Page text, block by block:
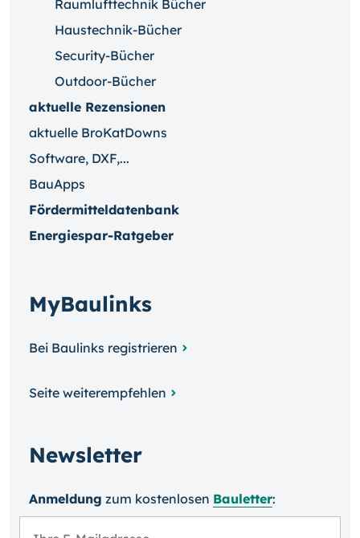
Raumlufttechnik Bücher
Haustechnik-Bücher
Security-Bücher
Outdoor-Bücher
aktuelle Rezensionen
aktuelle BroKatDowns
Software, DXF,...
BauApps
Fördermitteldatenbank
Energiespar-Ratgeber
MyBaulinks
Bei Baulinks registrieren
Seite weiterempfehlen
Newsletter
Anmeldung zum kosten­losen Bauletter: